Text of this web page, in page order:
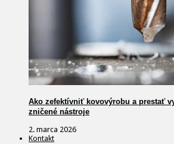
Ako zefektívniť kovovýrobu a prestať
zničené nástroje
2. marca 2026
Kontakt